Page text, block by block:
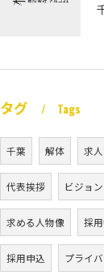
タグ Tags
千葉 解体 求人
代表挨拶 ビジョン
求める人物像 採用
採用申込 プライ